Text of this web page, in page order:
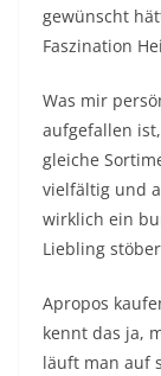
gewünscht
Faszination
Was mir
aufgefallen
gleiche
vielfältig und
wirklich ein
Liebling
Apropos
kennt das ja,
läuft man auf